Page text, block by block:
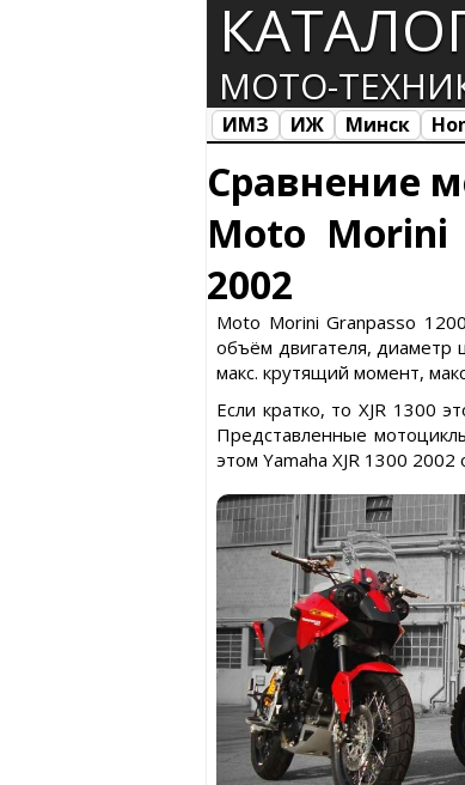
МОТО-
ИМЗ ИЖ Минск
Сравнение
Moto Morini
2002
Moto Morini Granpasso
объём двигателя, диаметр
макс. крутящий момент,
Если кратко, то XJR 1300
Представленные
этом Yamaha XJR 1300